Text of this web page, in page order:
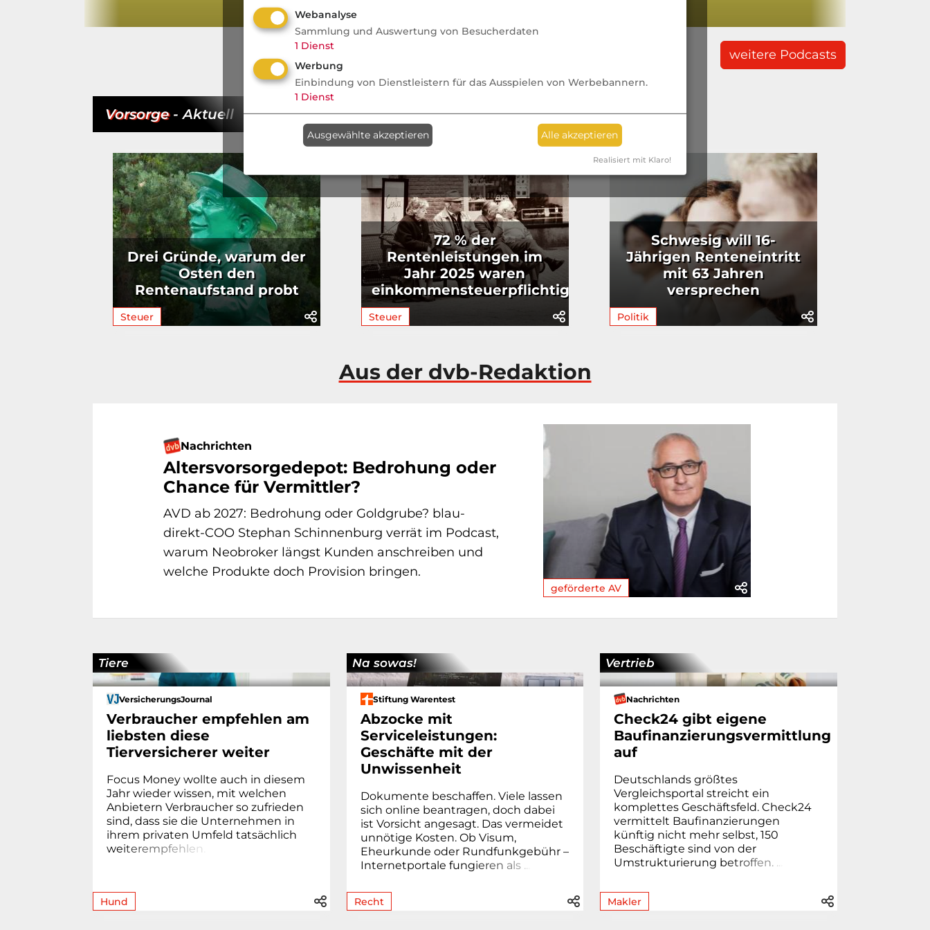
weitere Podcasts
Vorsorge- Aktuell
Drei Gründe, warum der
Osten den
Rentenaufstand probt
Steuer
72 % der
Rentenleistungen im
Jahr 2025 waren
einkommensteuerpflichtig
Steuer
Schwesig will 16-
Jährigen Renteneintritt
mit 63 Jahren
versprechen
Politik
Aus der dvb-Redaktion
geförderte AV
Nachrichten
Altersvorsorgedepot: Bedrohung oder
Chance für Vermittler?
AVD ab 2027: Bedrohung oder Goldgrube? blau-
direkt-COO Stephan Schinnenburg verrät im Podcast,
warum Neobroker längst Kunden anschreiben und
welche Produkte doch Provision bringen.
Tiere
VersicherungsJournal
Verbraucher empfehlen am
liebsten diese
Tierversicherer weiter
Focus Money wollte auch in diesem
Jahr wieder wissen, mit welchen
Anbietern Verbraucher so zufrieden
sind, dass sie die Unternehmen in
ihrem privaten Umfeld tatsächlich
weiterempfehlen
Hund
Na sowas!
Stiftung Warentest
Abzocke mit
Serviceleistungen:
Geschäfte mit der
Unwissenheit
Dokumente beschaffen. Viele lassen
sich online beantragen, doch dabei
ist Vorsicht angesagt. Das vermeidet
unnötige Kosten. Ob Visum,
Eheur­kunde oder Rund­funk­gebühr –
Internetportale fungieren als ..
Recht
Vertrieb
Nachrichten
Check24 gibt eigene
Baufinanzierungsvermittlung
auf
Deutschlands größtes
Vergleichsportal streicht ein
komplettes Geschäftsfeld. Check24
vermittelt Baufinanzierungen
künftig nicht mehr selbst, 150
Beschäftigte sind von der
Umstrukturierung betroffen. ..
Makler
Webanalyse
Sammlung und Auswertung von Besucherdaten
1 Dienst
Werbung
Einbindung von Dienstleistern für das Ausspielen von Werbebannern.
1 Dienst
Ausgewählte akzeptieren Alle akzeptieren
Realisiert mit Klaro!